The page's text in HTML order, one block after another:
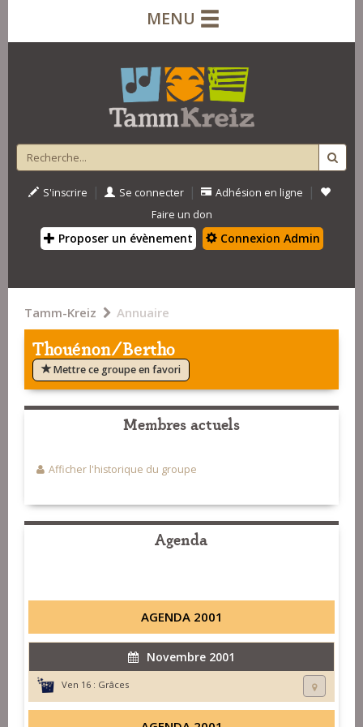
MENU
S'inscrire | Se connecter | Adhésion en ligne |
Faire un don
Proposer un évènement Connexion Admin
Tamm-Kreiz Annuaire
Thouénon/Bertho
Mettre ce groupe en favori
Membres actuels
Afficher l'historique du groupe
Agenda
AGENDA 2001
Novembre 2001
Ven 16 : Grâces